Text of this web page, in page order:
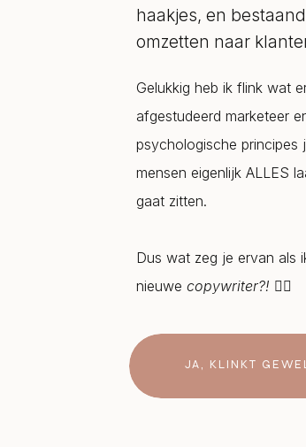
haakjes, en
omzetten naar
Gelukkig heb ik flink wat
afgestudeerd marketeer
psychologische principes
mensen eigenlijk ALLES
gaat zitten.
Dus wat zeg je ervan als
nieuwe copywriter?! 🧚‍♀️
JA, KLINKT